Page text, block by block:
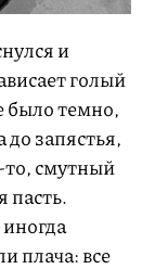
и
голый
было темно,
запястья,
то, смутный
пасть.
плача: все